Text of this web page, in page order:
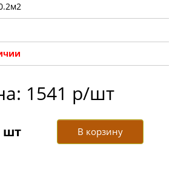
1541 р/шт
В корзину